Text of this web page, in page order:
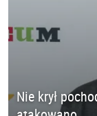
Nie krył